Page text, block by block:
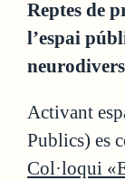
Reptes de
l’espai
Activant
Publics) es
Col·loqui